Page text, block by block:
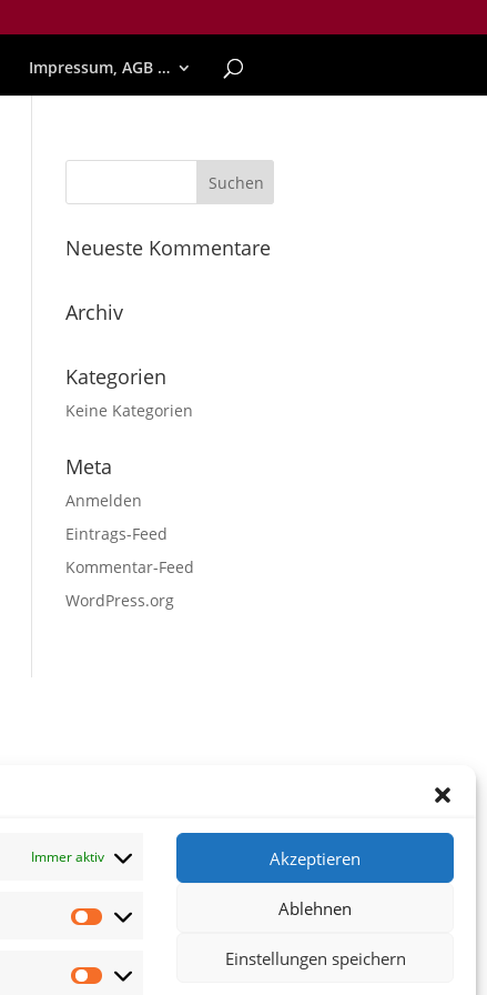
Immer aktiv
Vorlieben
Statistiken
Akzeptieren
Ablehnen
Einstellungen speichern
Impressum, AGB …
Neueste Kommentare
Archiv
Kategorien
Keine Kategorien
Meta
Anmelden
Eintrags-Feed
Kommentar-Feed
WordPress.org